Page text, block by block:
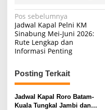
N
a
v
g
a
s
Pos sebelumnya
Jadwal Kapal Pelni KM
Sinabung Mei-Juni 2026:
Rute Lengkap dan
Informasi Penting
Posting Terkait
Jadwal Kapal Roro Batam-
Kuala Tungkal Jambi dan